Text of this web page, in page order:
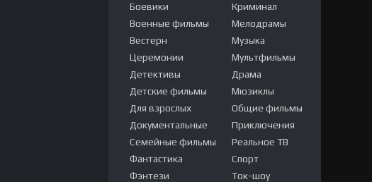
Боевики
Военные фильмы
Вестерн
Церемонии
Детективы
Детские фильмы
Для взрослых
Документальные
Семейные фильмы
Фантастика
Фэнтези
Криминал
Мелодрамы
Музыка
Мультфильмы
Драма
Мюзиклы
Общие фильмы
Приключения
Реальное ТВ
Спорт
Ток-шоу